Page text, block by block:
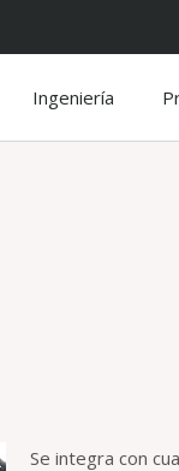
Ingeniería
Se integra con